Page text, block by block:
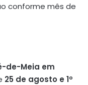
conforme mês de
de-Meia em
25 de agosto e 1º